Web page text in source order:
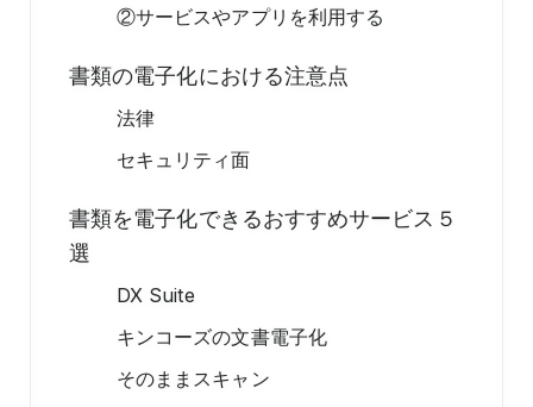
②サービスやアプリを利用する
書類の電子化における注意点
法律
セキュリティ面
書類を電子化できるおすすめサービス５
選
DX Suite
キンコーズの文書電子化
そのままスキャン